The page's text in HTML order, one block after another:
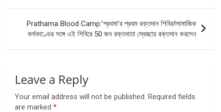
Prathama Blood Camp:’প্রথমা’র প্রথম রক্তদান শিবির!সামাজিক
কর্মকাণ্ডের সঙ্গে এই শিবিরে 50 জন রক্তদাতা স্বেচ্ছায় রক্তদান করলেন
Leave a Reply
Your email address will not be published. Required fields
are marked *